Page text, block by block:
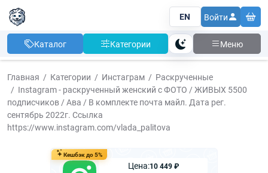
EN Войти
Каталог Категории Тема Меню
Главная Категории Инстаграм
Раскрученные
Instagram - раскрученный женский с ФОТО / ЖИВЫХ 5500
подписчиков / Ава / В комплекте почта майл. Дата рег.
сентябрь 2022г. Ссылка
https://www.instagram.com/vlada_palitova
Кешбэк до 5%
Цена:10 449 ₽